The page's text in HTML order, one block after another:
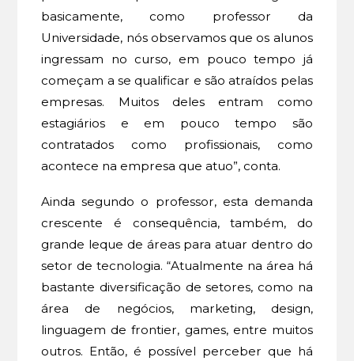
basicamente, como professor da
Universidade, nós observamos que os alunos
ingressam no curso, em pouco tempo já
começam a se qualificar e são atraídos pelas
empresas. Muitos deles entram como
estagiários e em pouco tempo são
contratados como profissionais, como
acontece na empresa que atuo”, conta.
Ainda segundo o professor, esta demanda
crescente é consequência, também, do
grande leque de áreas para atuar dentro do
setor de tecnologia. “Atualmente na área há
bastante diversificação de setores, como na
área de negócios, marketing, design,
linguagem de frontier, games, entre muitos
outros. Então, é possível perceber que há